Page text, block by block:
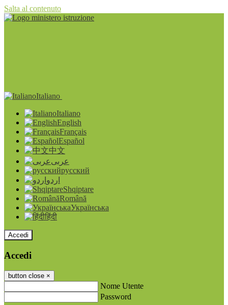
Salta al contenuto
Italiano
Italiano
English
Français
Español
中文
عربى
русский
اردو
Shqiptare
Română
Українська
हिंदी
Accedi
Accedi
button close ×
Nome Utente
Password